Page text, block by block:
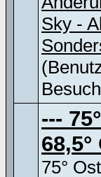
Sky -
---
68,5°
75°